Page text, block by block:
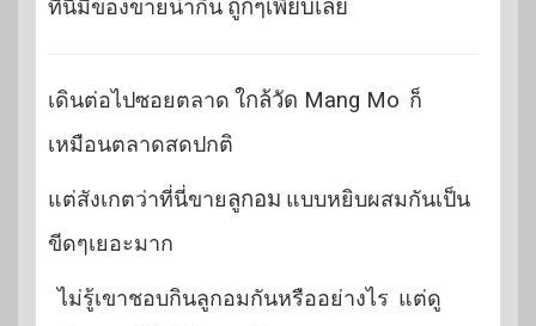
ที่นี่มีของขายน่ากิน ถูกๆเพียบเลย
เดินต่อไปซอยตลาด ใกล้วัด Mang Mo ก็
เหมือนตลาดสดปกติ
แต่สังเกตว่าที่นี่ขายลูกอม แบบหยิบผสมกันเป็น
ขีดๆเยอะมาก
ไม่รู้เขาชอบกินลูกอมกันหรืออย่างไร แต่ดู